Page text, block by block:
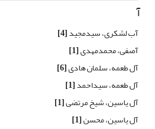
آ
آب لشکری، سیدمجید[4]
آصفی، محمدمهدی[1]
آل طعمه، سلمان هادی[6]
آل طعمه، سیداحمد[1]
آل یاسین، شیخ مرتضی[1]
آل یاسین، محسن[1]